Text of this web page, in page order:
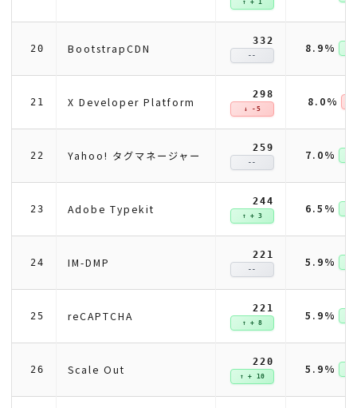
↑ + 1
20 BootstrapCDN
332
-- 8.9%
21 X Developer Platform
298
↓ -5 8.0%
22 Yahoo! タグマネージャー
259
-- 7.0%
23 Adobe Typekit
244
↑ + 3 6.5%
24 IM-DMP
221
-- 5.9%
25 reCAPTCHA
221
↑ + 8 5.9%
26 Scale Out
220
↑ + 10 5.9%